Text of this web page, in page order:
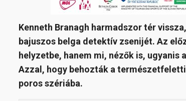
Kenneth Branagh harmadszor tér
bajuszos belga detektív zsenijét. Az
helyzetbe, hanem mi, nézők is,
Azzal, hogy behozták a
poros szériába.